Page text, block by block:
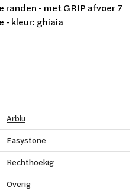
- met GRIP afvoer 7
- kleur: ghiaia
Arblu
Easystone
Rechthoekig
Overig